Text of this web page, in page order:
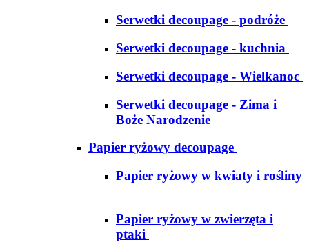
Serwetki decoupage - podróże
Serwetki decoupage - kuchnia
Serwetki decoupage - Wielkanoc
Serwetki decoupage - Zima i
Boże Narodzenie
Papier ryżowy decoupage
Papier ryżowy w kwiaty i rośliny
Papier ryżowy w zwierzęta i
ptaki